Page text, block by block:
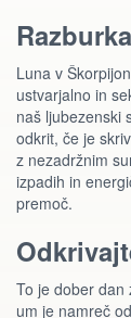
Luna v
ustvarjalno in
naš ljubezenski
odkrit, če je
z nezadržnim
izpadih in
premoč.
To je dober dan
um je namreč